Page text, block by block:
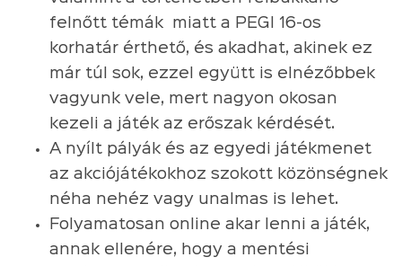
felnőtt témák miatt a PEGI 16-os
korhatár érthető, és akadhat, akinek ez
már túl sok, ezzel együtt is elnézőbbek
vagyunk vele, mert nagyon okosan
kezeli a játék az erőszak kérdését.
A nyílt pályák és az egyedi játékmenet
az akciójátékokhoz szokott közönségnek
néha nehéz vagy unalmas is lehet.
Folyamatosan online akar lenni a játék,
annak ellenére, hogy a mentési